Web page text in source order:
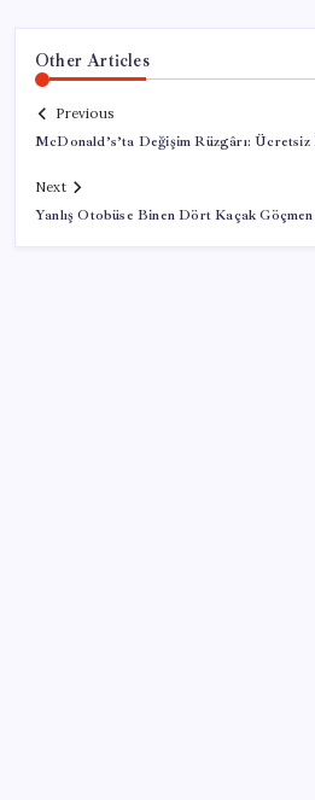
Other Articles
Previous
McDonald’s’ta Değişim Rüzgârı:
Next
Yanlış Otobüse Binen Dört Kaçak Göçmen